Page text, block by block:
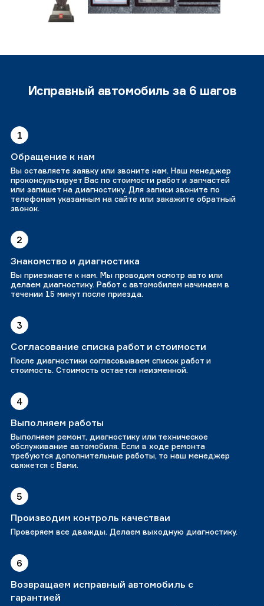
Исправный автомобиль за 6 шагов
1
Обращение к нам
Вы оставляете заявку или звоните нам. Наш менеджер
проконсультирует Вас по стоимости работ и запчастей
или запишет на диагностику. Для записи звоните по
телефонам указанным на сайте или закажите обратный
звонок.
2
Знакомство и диагностика
Вы приезжаете к нам. Мы проводим осмотр авто или
делаем диагностику. Работ с автомобилем начинаем в
течении 15 минут после приезда.
3
Согласование списка работ и стоимости
После диагностики согласовываем список работ и
стоимость. Стоимость остается неизменной.
4
Выполняем работы
Выполняем ремонт, диагностику или техническое
обслуживание автомобиля. Если в ходе ремонта
требуются дополнительные работы, то наш менеджер
свяжется с Вами.
5
Производим контроль качестваи
Проверяем все дважды. Делаем выходную диагностику.
6
Возвращаем исправный автомобиль с
гарантией